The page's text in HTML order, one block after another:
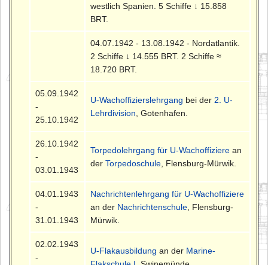
westlich Spanien. 5 Schiffe ↓ 15.858
BRT.
04.07.1942 - 13.08.1942 - Nordatlantik.
2 Schiffe ↓ 14.555 BRT. 2 Schiffe ≈
18.720 BRT.
05.09.1942
-
25.10.1942
U-Wachoffizierslehrgang bei der 2. U-
Lehrdivision , Gotenhafen.
26.10.1942
-
03.01.1943
Torpedolehrgang für U-Wachoffiziere an
derTorpedoschule , Flensburg-Mürwik.
04.01.1943
-
31.01.1943
Nachrichtenlehrgang für U-Wachoffiziere
an der Nachrichtenschule , Flensburg-
Mürwik.
02.02.1943
-
U-Flakausbildung an der Marine-